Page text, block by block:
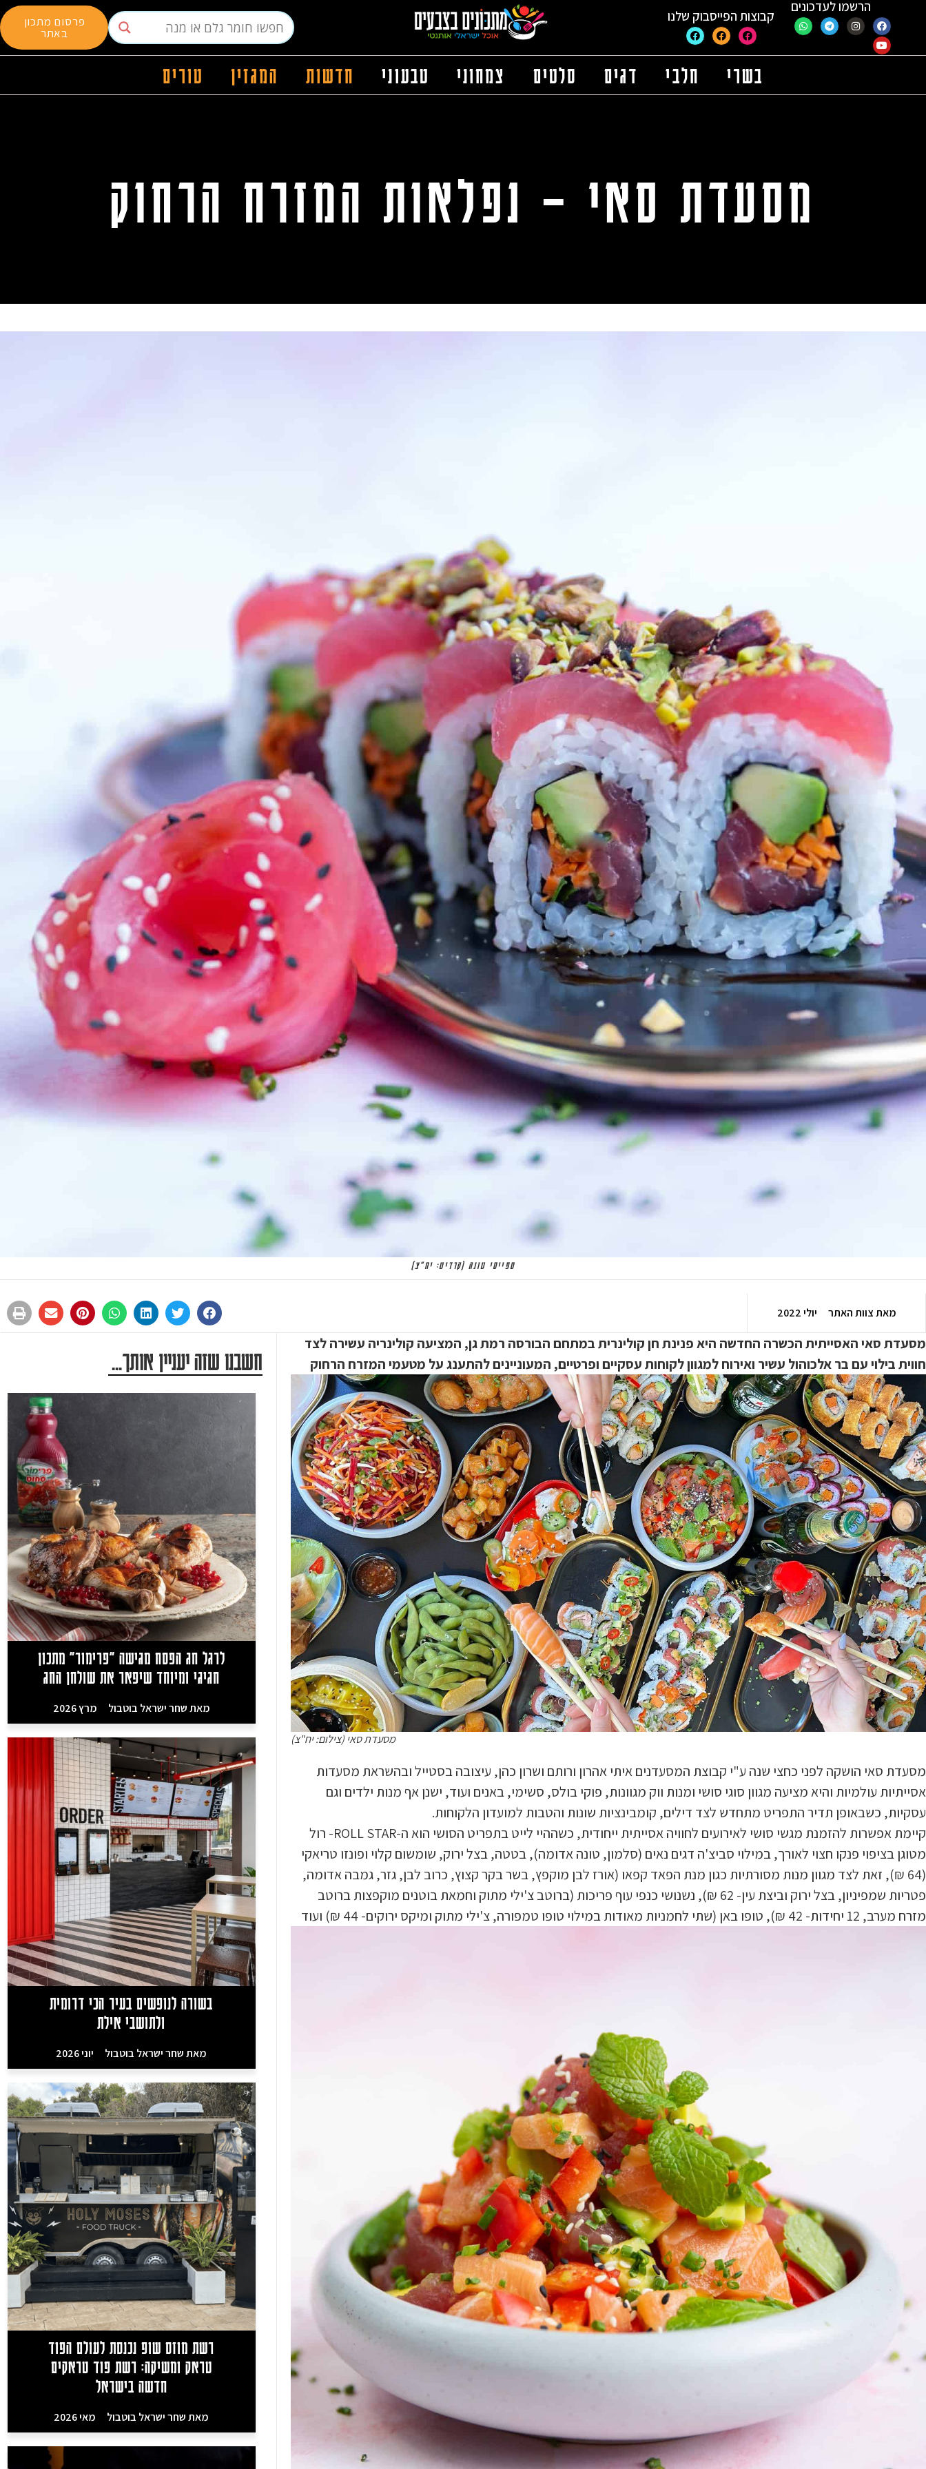
הרשמו לעדכונים
קבוצות הפייסבוק שלנו פרסום מתכון
באתר
בשרי חלבי דגים סלטים צמחוני טבעוני חדשות המגזין טורים
מסעדת סאי – נפלאות המזרח הרחוק
ספייסי טונה (קרדיט: יח"צ)
מאתצוות האתר יולי 2022
מסעדת סאי האסייתית הכשרה החדשה היא פנינת חן קולינרית במתחם הבורסה רמת גן, המציעה קולינריה עשירה לצד
חווית בילוי עם בר אלכוהול עשיר ואירוח למגוון לקוחות עסקיים ופרטיים, המעוניינים להתענג על מטעמי המזרח הרחוק
מסעדת סאי (צילום: יח"צ)
מסעדת סאי הושקה לפני כחצי שנה ע"י קבוצת המסעדנים איתי אהרון ורותם ושרון כהן, עיצובה בסטייל ובהשראת מסעדות
אסייתיות עולמיות והיא מציעה מגוון סוגי סושי ומנות ווק מגוונות, פוקי בולס, סשימי, באנים ועוד, ישנן אף מנות ילדים וגם
עסקיות, כשבאופן תדיר התפריט מתחדש לצד דילים, קומבינציות שונות והטבות למועדון הלקוחות.
קיימת אפשרות להזמנת מגשי סושי לאירועים לחוויה אסייתית ייחודית, כשההיי לייט בתפריט הסושי הוא ה-ROLL STAR- רול
מטוגן בציפוי פנקו חצוי לאורך, במילוי סביצ'ה דגים נאים (סלמון, טונה אדומה), בטטה, בצל ירוק, שומשום קלוי ופונזו טריאקי
(64 ₪), זאת לצד מגוון מנות מסורתיות כגון מנת הפאד קפאו (אורז לבן מוקפץ, בשר בקר קצוץ, כרוב לבן, גזר, גמבה אדומה,
פטריות שמפיניון, בצל ירוק וביצת עין- 62 ₪), נשנושי כנפי עוף פריכות (ברוטב צ'ילי מתוק וחמאת בוטנים מוקפצות ברוטב
מזרח מערב, 12 יחידות- 42 ₪), טופו באן (שתי לחמניות מאודות במילוי טופו טמפורה, צ'ילי מתוק ומיקס ירוקים- 44 ₪) ועוד
חשבנו שזה יעניין אותך...
לרגל חג הפסח מגישה "פרימור" מתכון
חגיגי ומיוחד שיפאר את שולחן החג
מאתשחר ישראל בוטבול מרץ 2026
בשורה לנופשים בעיר הכי דרומית
ולתושבי אילת
מאת שחר ישראל בוטבול יוני 2026
רשת מוזס שופ נכנסת לעולם הפוד
טראק ומשיקה: רשת פוד טראקים
חדשה בישראל
מאת שחר ישראל בוטבול מאי 2026